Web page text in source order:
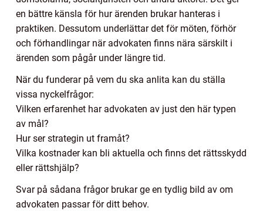
en bättre känsla för hur ärenden brukar hanteras i
praktiken. Dessutom underlättar det för möten, förhör
och förhandlingar när advokaten finns nära särskilt i
ärenden som pågår under längre tid.
När du funderar på vem du ska anlita kan du ställa
vissa nyckelfrågor:
Vilken erfarenhet har advokaten av just den här typen
av mål?
Hur ser strategin ut framåt?
Vilka kostnader kan bli aktuella och finns det rättsskydd
eller rättshjälp?
Svar på sådana frågor brukar ge en tydlig bild av om
advokaten passar för ditt behov.